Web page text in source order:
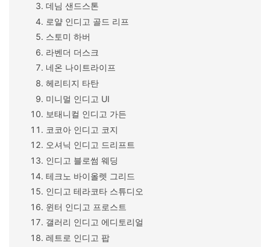
데님 샌드스톤
로얄 인디고 골드 리프
스토미 하버
라벤더 더스크
네온 나이트라이프
헤리티지 타탄
미니멀 인디고 UI
보태니컬 인디고 가든
코코아 인디고 코지
오셔닉 인디고 드리프트
인디고 블로썸 웨딩
테크노 바이올렛 그리드
인디고 테라코타 스튜디오
윈터 인디고 프로스트
갤러리 인디고 에디토리얼
레트로 인디고 팝